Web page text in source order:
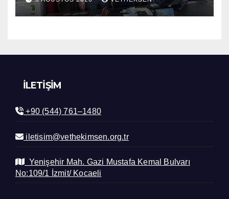
İLETIŞIM
+90 (544) 761–1480
iletisim@vethekimsen.org.tr
Yenişehir Mah. Gazi Mustafa Kemal Bulvarı
No:109/1 İzmit/ Kocaeli